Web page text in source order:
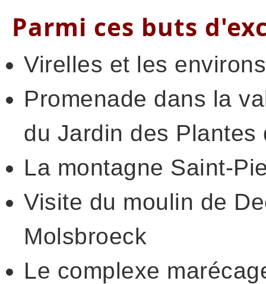
Parmi ces buts
Virelles et les environs
Promenade dans la
du Jardin des Plantes
La montagne Saint-
Visite du moulin de
Molsbroeck
Le complexe